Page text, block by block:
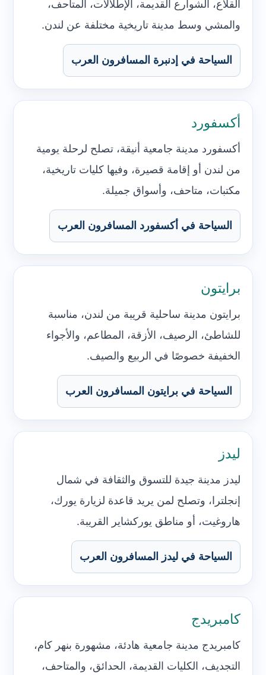
القلاع، الشوارع القديمة، الإطلالات، المتاحف،
والمشي وسط مدينة تاريخية مختلفة عن لندن.
السياحة في إدنبرة المسافرون العرب
أكسفورد
أكسفورد مدينة جامعية أنيقة، تصلح لرحلة يومية
من لندن أو إقامة قصيرة، وفيها كليات تاريخية،
مكتبات، متاحف، وأسواق جميلة.
السياحة في أكسفورد المسافرون العرب
برايتون
برايتون مدينة ساحلية قريبة من لندن، مناسبة
للشاطئ، الرصيف، الأزقة، المطاعم، والأجواء
الخفيفة خصوصًا في الربيع والصيف.
السياحة في برايتون المسافرون العرب
ليدز
ليدز مدينة جيدة للتسوق والثقافة في شمال
إنجلترا، وتصلح لمن يريد قاعدة لزيارة يورك،
هاروغيت، أو مناطق يوركشاير القريبة.
السياحة في ليدز المسافرون العرب
كامبريدج
كامبريدج مدينة جامعية هادئة، مشهورة بنهر كام،
التجديف، الكليات القديمة، الحدائق، والمتاحف،